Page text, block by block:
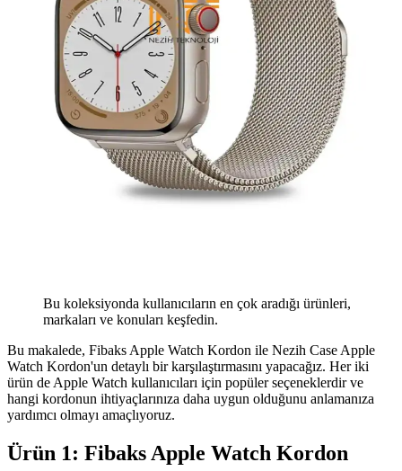
Bu koleksiyonda kullanıcıların en çok aradığı ürünleri,
markaları ve konuları keşfedin.
Bu makalede, Fibaks Apple Watch Kordon ile Nezih Case Apple
Watch Kordon'un detaylı bir karşılaştırmasını yapacağız. Her iki
ürün de Apple Watch kullanıcıları için popüler seçeneklerdir ve
hangi kordonun ihtiyaçlarınıza daha uygun olduğunu anlamanıza
yardımcı olmayı amaçlıyoruz.
Ürün 1: Fibaks Apple Watch Kordon